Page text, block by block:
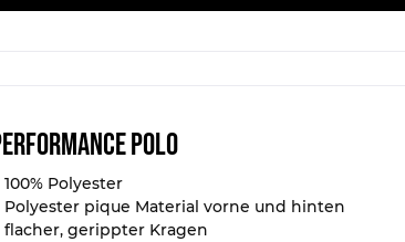
Polo
100% Polyester
Polyester pique Material vorne und hinten
flacher, gerippter Kragen